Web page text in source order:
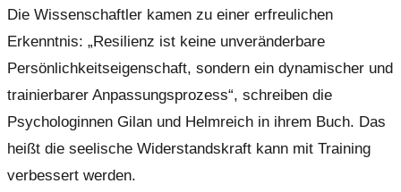
Die Wissenschaftler kamen zu einer erfreulichen
Erkenntnis: „Resilienz ist keine unveränderbare
Persönlichkeitseigenschaft, sondern ein dynamischer und
trainierbarer Anpassungsprozess“, schreiben die
Psychologinnen Gilan und Helmreich in ihrem Buch. Das
heißt die seelische Widerstandskraft kann mit Training
verbessert werden.